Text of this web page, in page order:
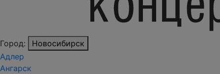
Город:
Новосибирск
Адлер
Ангарск